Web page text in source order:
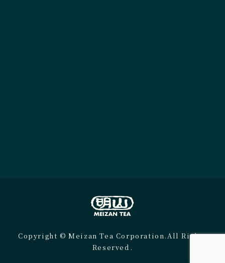
Copyright © Meizan Tea Corporation.All Rights
Reserved.